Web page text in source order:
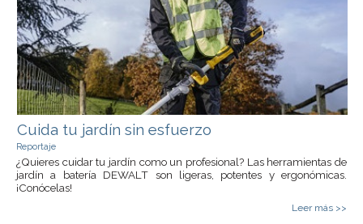
Cuida tu jardín sin esfuerzo
Reportaje
¿Quieres cuidar tu jardín como un profesional? Las herramientas de
jardín a batería DEWALT son ligeras, potentes y ergonómicas.
¡Conócelas!
Leer más >>